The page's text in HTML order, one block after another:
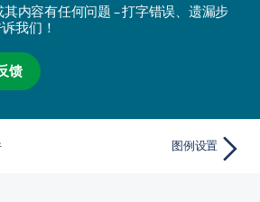
内容有任何问题 – 打字错误、遗漏步
我们！
馈
图例设置